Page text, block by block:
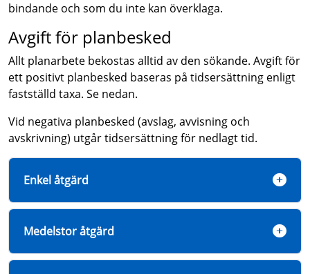
bindande och som du inte kan överklaga.
Avgift för planbesked
Allt planarbete bekostas alltid av den sökande. Avgift för
ett positivt planbesked baseras på tidsersättning enligt
fastställd taxa. Se nedan.
Vid negativa planbesked (avslag, avvisning och
avskrivning) utgår tidsersättning för nedlagt tid.
Enkel åtgärd
Medelstor åtgärd